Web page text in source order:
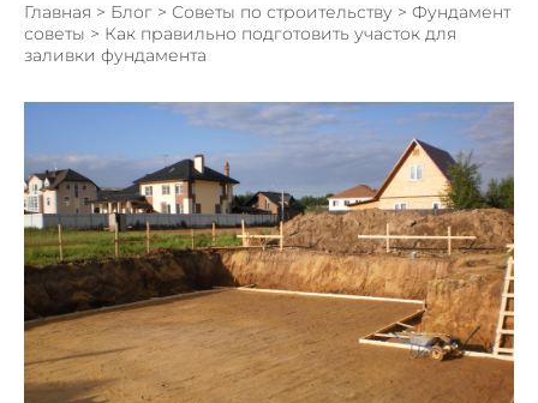
Главная > Блог > Советы по строительству > Фундамент
советы > Как правильно подготовить участок для
заливки фундамента